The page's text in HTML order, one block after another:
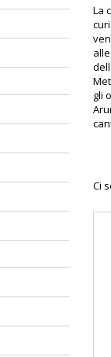
La
gli
Ci